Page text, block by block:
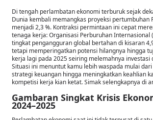
Di tengah perlambatan ekonomi terburuk sejak
Dunia kembali memangkas proyeksi pertumbuhan
menjadi 2,3 %. Kontraksi permintaan ini cepat
tenaga kerja: Organisasi Perburuhan Internasional
tingkat pengangguran global bertahan di kisaran
tetapi memperingatkan potensi hilangnya hingga
kerja lagi pada 2025 seiring melemahnya investasi
Situasi ini menuntut kamu lebih waspada mulai
strategi keuangan hingga meningkatkan keahlian
kompetisi kerja kian ketat. Simak selengkapnya di
Gambaran Singkat Krisis
2024–2025